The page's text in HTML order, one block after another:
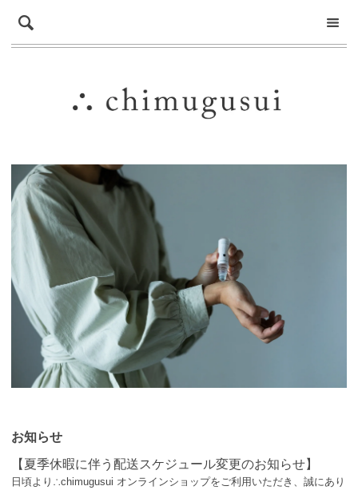
お知らせ
【夏季休暇に伴う配送スケジュール変更のお知らせ】
日頃より∴chimugusui オンラインショップをご利用いただき、誠にあり